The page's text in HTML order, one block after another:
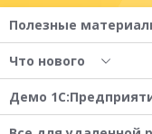
Полезные
Что нового
Демо